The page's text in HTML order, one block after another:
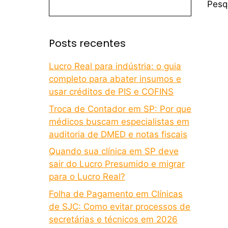
Posts recentes
Lucro Real para indústria: o guia
completo para abater insumos e
usar créditos de PIS e COFINS
Troca de Contador em SP: Por que
médicos buscam especialistas em
auditoria de DMED e notas fiscais
Quando sua clínica em SP deve
sair do Lucro Presumido e migrar
para o Lucro Real?
Folha de Pagamento em Clínicas
de SJC: Como evitar processos de
secretárias e técnicos em 2026